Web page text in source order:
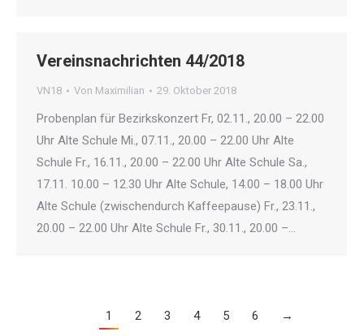
Vereinsnachrichten 44/2018
VN18 Von Maximilian 29. Oktober 2018
Probenplan für Bezirkskonzert Fr, 02.11., 20.00 – 22.00
Uhr Alte Schule Mi., 07.11., 20.00 – 22.00 Uhr Alte
Schule Fr., 16.11., 20.00 – 22.00 Uhr Alte Schule Sa.,
17.11. 10.00 – 12.30 Uhr Alte Schule, 14.00 – 18.00 Uhr
Alte Schule (zwischendurch Kaffeepause) Fr., 23.11.,
20.00 – 22.00 Uhr Alte Schule Fr., 30.11., 20.00 –…
1 2 3 4 5 6 →